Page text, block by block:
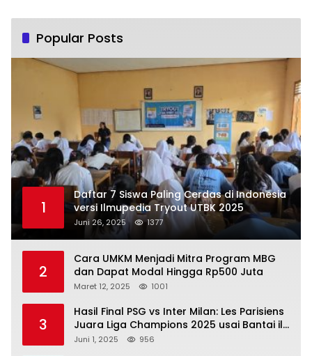
Popular Posts
1
Daftar 7 Siswa Paling Cerdas di Indonesia
versi Ilmupedia Tryout UTBK 2025
Juni 26, 2025 1377
2
Cara UMKM Menjadi Mitra Program MBG
dan Dapat Modal Hingga Rp500 Juta
Maret 12, 2025 1001
3
Hasil Final PSG vs Inter Milan: Les Parisiens
Juara Liga Champions 2025 usai Bantai il
Nerazzurri
Juni 1, 2025 956